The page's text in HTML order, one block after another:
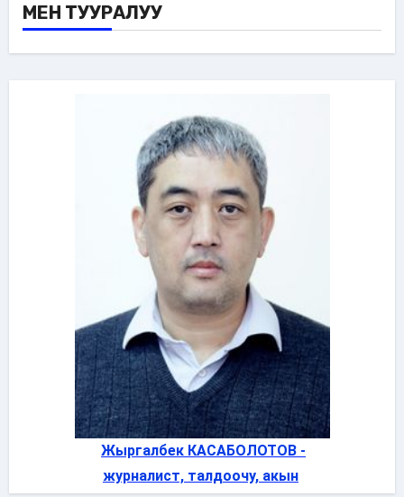
МЕН ТУУРАЛУУ
Жыргалбек КАСАБОЛОТОВ -
журналист, талдоочу, акын